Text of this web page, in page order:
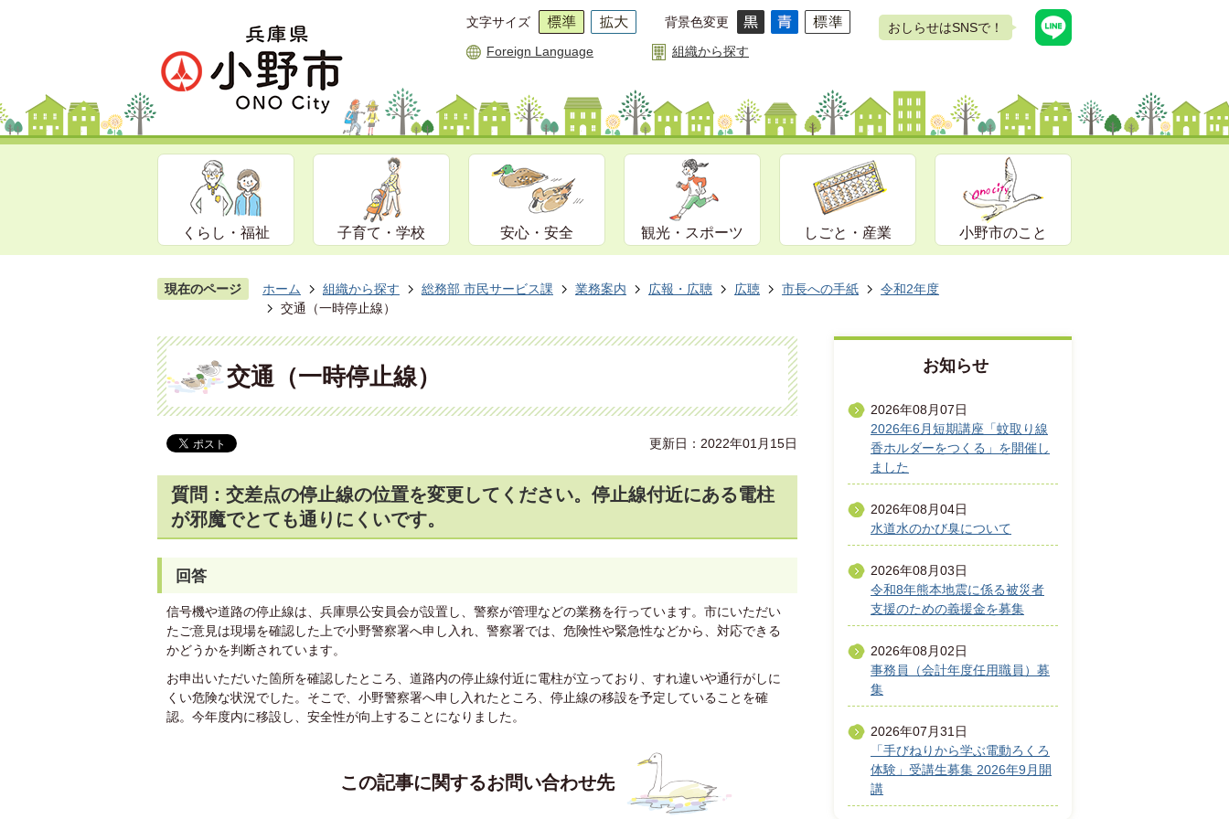
文字サイズ 背景色変更
Foreign Language 組織から探す
おしらせはSNSで！
くらし・福祉 子育て・学校 安心・安全 観光・スポーツ しごと・産業 小野市のこと
現在のページ ホーム 組織から探す 総務部 市民サービス課 業務案内 広報・広聴 広聴 市長への手紙
令和2年度
交通（一時停止線）
交通（一時停止線）
更新日：2022年01月15日
質問：交差点の停止線の位置を変更してください。停止線付近にある電柱
が邪魔でとても通りにくいです。
回答
信号機や道路の停止線は、兵庫県公安員会が設置し、警察が管理などの業務を行っています。市にいただい
たご意見は現場を確認した上で小野警察署へ申し入れ、警察署では、危険性や緊急性などから、対応できる
かどうかを判断されています。
お申出いただいた箇所を確認したところ、道路内の停止線付近に電柱が立っており、すれ違いや通行がしに
くい危険な状況でした。そこで、小野警察署へ申し入れたところ、停止線の移設を予定していることを確
認。今年度内に移設し、安全性が向上することになりました。
この記事に関するお問い合わせ先
お知らせ
2026年08月07日
2026年6月短期講座「蚊取り線
香ホルダーをつくる」を開催し
ました
2026年08月04日
水道水のかび臭について
2026年08月03日
令和8年熊本地震に係る被災者
支援のための義援金を募集
2026年08月02日
事務員（会計年度任用職員）募
集
2026年07月31日
「手びねりから学ぶ電動ろくろ
体験」受講生募集 2026年9月開
講